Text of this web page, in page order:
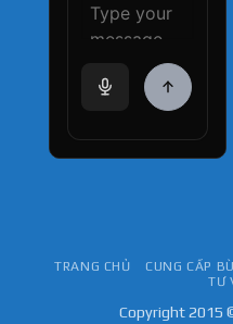
you today?
TRANG CHỦ CUNG CẤP
TƯ
Copyright 2015